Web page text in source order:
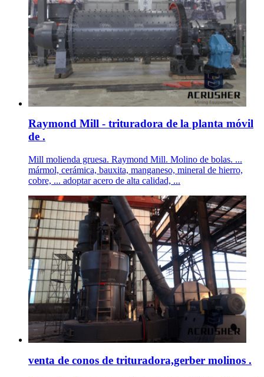
Raymond Mill - trituradora de la planta móvil
de .
Mill molienda gruesa. Raymond Mill. Molino de bolas. ...
mármol, cerámica, bauxita, manganeso, mineral de hierro,
cobre, ... adoptar acero de alta calidad, ...
venta de conos de trituradora,gerber molinos .